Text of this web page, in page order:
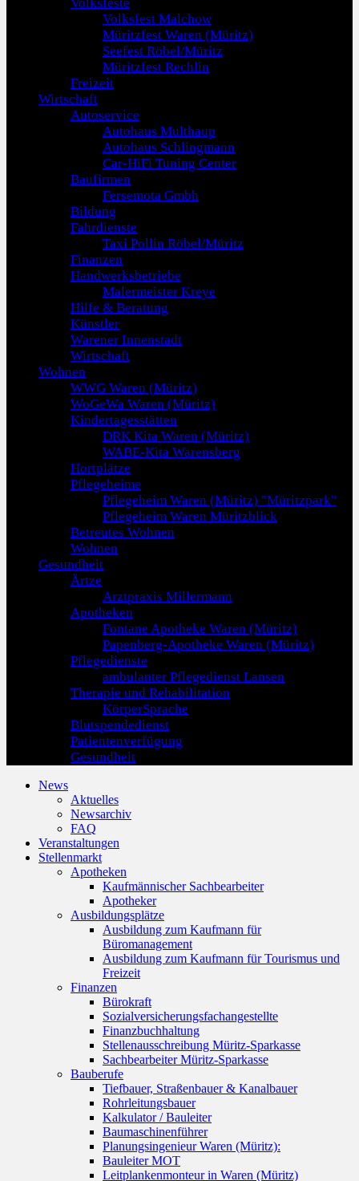
Volksfest Malchow
Müritzfest Waren (Müritz)
Seefest Röbel/Müritz
Müritzfest Rechlin
Freizeit
Wirtschaft
Autoservice
Autohaus Multhaup
Autohaus Schlingmann
Car-HiFi Tuning Center
Baufirmen
Fersemota Gmbh
Bildung
Fahrdienste
Taxi Pollin Röbel/Müritz
Finanzen
Handwerksbetriebe
Malermeister Kreye
Hilfe & Beratung
Künstler
Warener Innenstadt
Wirtschaft
Wohnen
WWG Waren (Müritz)
WoGeWa Waren (Müritz)
Kindertagesstätten
DRK Kita Waren (Müritz)
WABE-Kita Warensberg
Hortplätze
Pflegeheime
Pflegeheim Waren (Müritz) "Müritzpark"
Pflegeheim Waren Müritzblick
Betreutes Wohnen
Wohnen
Gesundheit
Ärtze
Arztpraxis Millermann
Apotheken
Fontane Apotheke Waren (Müritz)
Papenberg-Apotheke Waren (Müritz)
Pflegedienste
ambulanter Pflegedienst Lansen
Therapie und Rehabilitation
KörperSprache
Blutspendedienst
Patientenverfügung
Gesundheit
News
Aktuelles
Newsarchiv
FAQ
Veranstaltungen
Stellenmarkt
Apotheken
Kaufmännischer Sachbearbeiter
Apotheker
Ausbildungsplätze
Ausbildung zum Kaufmann für
Büromanagement
Ausbildung zum Kaufmann für Tourismus und
Freizeit
Finanzen
Bürokraft
Sozialversicherungsfachangestellte
Finanzbuchhaltung
Stellenausschreibung Müritz-Sparkasse
Sachbearbeiter Müritz-Sparkasse
Bauberufe
Tiefbauer, Straßenbauer & Kanalbauer
Rohrleitungsbauer
Kalkulator / Bauleiter
Baumaschinenführer
Planungsingenieur Waren (Müritz):
Bauleiter MOT
Leitplankenmonteur in Waren (Müritz)